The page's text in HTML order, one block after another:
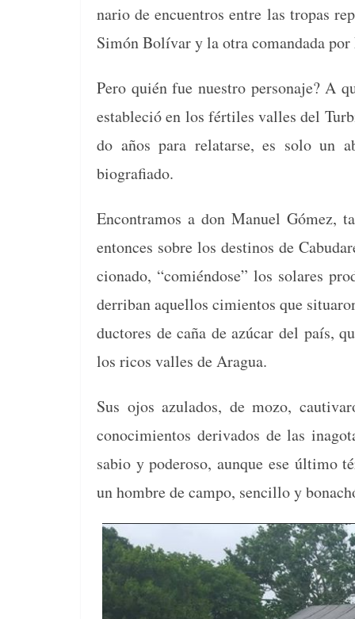
nario de encuen­tros entre las tropas
Simón Bolí­var y la otra coman­da­da
Pero quién fue nue­stro per­son­aje? A
estable­ció en los fér­tiles valles del
do años para relatarse, es solo un
biografiado.
Encon­tramos a don Manuel Gómez,
entonces sobre los des­ti­nos de
ciona­do, “comién­dose” los solares
der­rib­an aque­l­los cimien­tos que
duc­tores de caña de azú­car del país,
los ricos valles de Aragua.
Sus ojos azu­la­dos, de mozo,
conocimien­tos deriva­dos de las
sabio y poderoso, aunque ese últi­mo
un hom­bre de cam­po, sen­cil­lo y